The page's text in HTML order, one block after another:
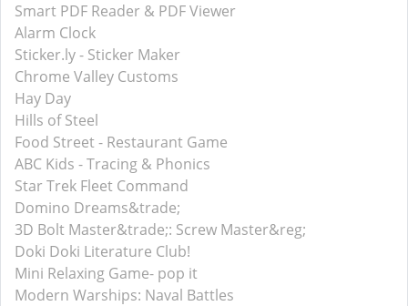
Smart PDF Reader & PDF Viewer
Alarm Clock
Sticker.ly - Sticker Maker
Chrome Valley Customs
Hay Day
Hills of Steel
Food Street - Restaurant Game
ABC Kids - Tracing & Phonics
Star Trek Fleet Command
Domino Dreams&trade;
3D Bolt Master&trade;: Screw Master&reg;
Doki Doki Literature Club!
Mini Relaxing Game- pop it
Modern Warships: Naval Battles